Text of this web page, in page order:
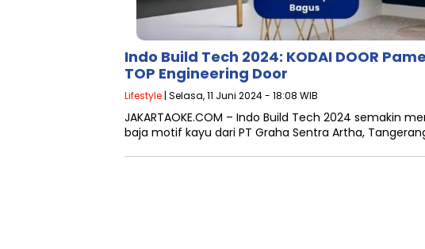
Indo Build Tech 2024: KODAI DOOR
TOP Engineering Door
Lifestyle | Selasa, 11 Juni 2024 - 18:08 WIB
JAKARTAOKE.COM – Indo Build Tech 2024 semakin
baja motif kayu dari PT Graha Sentra Artha,